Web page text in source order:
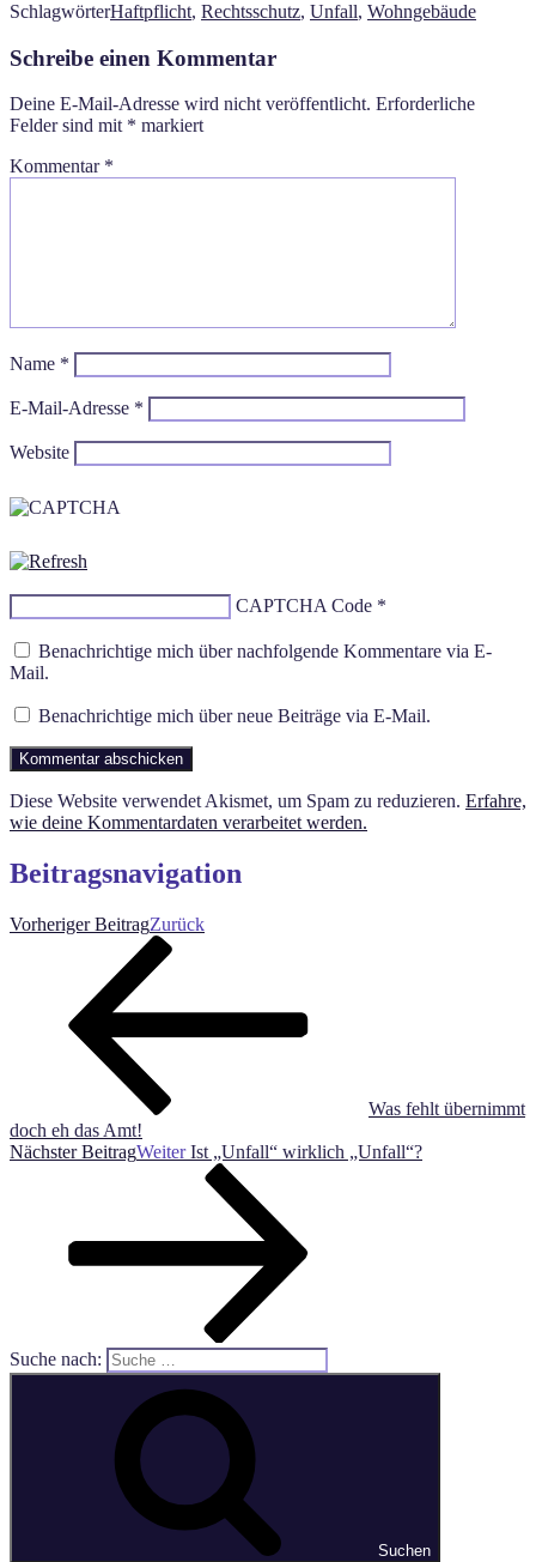
SchlagwörterHaftpflicht, Rechtsschutz, Unfall, Wohngebäude
Schreibe einen Kommentar
Deine E-Mail-Adresse wird nicht veröffentlicht. Erforderliche
Felder sind mit * markiert
Kommentar *
Name *
E-Mail-Adresse *
Website
CAPTCHA Code *
Benachrichtige mich über nachfolgende Kommentare via E-
Mail.
Benachrichtige mich über neue Beiträge via E-Mail.
Diese Website verwendet Akismet, um Spam zu reduzieren. Erfahre,
wie deine Kommentardaten verarbeitet werden.
Beitragsnavigation
Vorheriger BeitragZurück
Was fehlt übernimmt
doch eh das Amt!
Nächster BeitragWeiter Ist „Unfall“ wirklich „Unfall“?
Suche nach:
Suchen